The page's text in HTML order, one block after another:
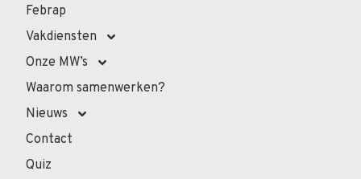
Febrap
Vakdiensten
Onze MW’s
Waarom samenwerken?
Nieuws
Contact
Quiz